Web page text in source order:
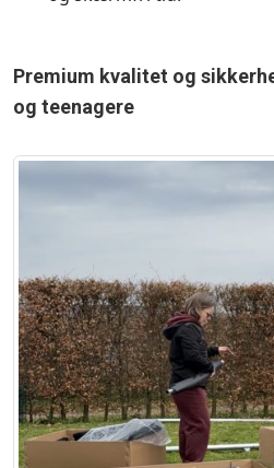
Premium kvalitet og
og teenagere